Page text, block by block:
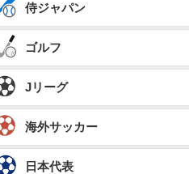
侍ジャパン
ゴルフ
Jリーグ
海外サッカー
日本代表